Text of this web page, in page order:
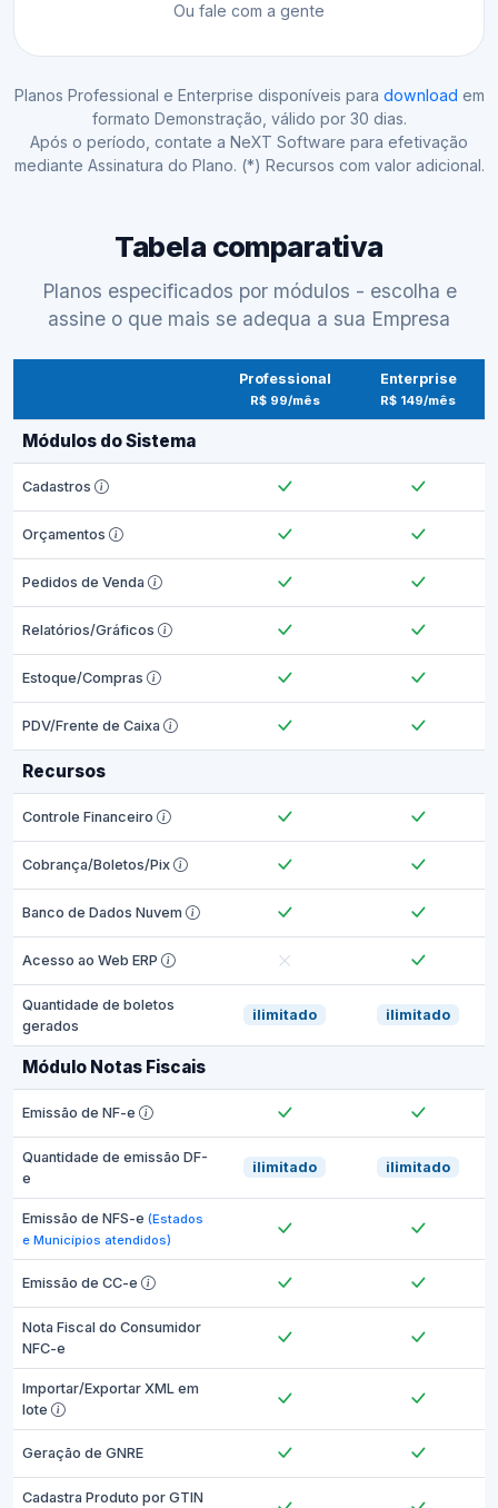
Ou fale com a gente
Planos Professional e Enterprise disponíveis para download em
formato Demonstração, válido por 30 dias.
Após o período, contate a NeXT Software para efetivação
mediante Assinatura do Plano. (*) Recursos com valor adicional.
Tabela comparativa
Planos especificados por módulos - escolha e
assine o que mais se adequa a sua Empresa
Professional
R$ 99/mês
Enterprise
R$ 149/mês
Módulos do Sistema
Cadastros
Orçamentos
Pedidos de Venda
Relatórios/Gráficos
Estoque/Compras
PDV/Frente de Caixa
Recursos
Controle Financeiro
Cobrança/Boletos/Pix
Banco de Dados Nuvem
Acesso ao Web ERP
Quantidade de boletos
gerados
ilimitado ilimitado
Módulo Notas Fiscais
Emissão de NF-e
Quantidade de emissão DF-
e
ilimitado ilimitado
Emissão de NFS-e (Estados
e Municípios atendidos)
Emissão de CC-e
Nota Fiscal do Consumidor
NFC-e
Importar/Exportar XML em
lote
Geração de GNRE
Cadastra Produto por GTIN